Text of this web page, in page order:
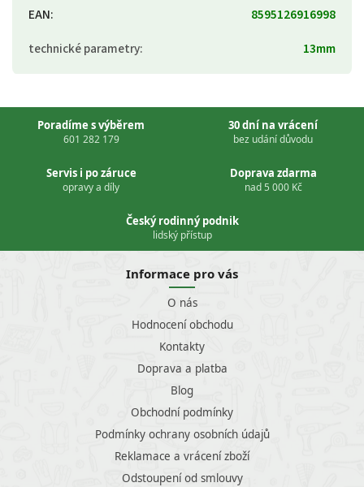
EAN:
8595126916998
technické parametry: 13mm
Poradíme s výběrem
601 282 179
30 dní na vrácení
bez udání důvodu
Servis i po záruce
opravy a díly
Doprava zdarma
nad 5 000 Kč
Český rodinný podnik
lidský přístup
Informace pro vás
O nás
Hodnocení obchodu
Kontakty
Doprava a platba
Blog
Obchodní podmínky
Podmínky ochrany osobních údajů
Reklamace a vrácení zboží
Odstoupení od smlouvy